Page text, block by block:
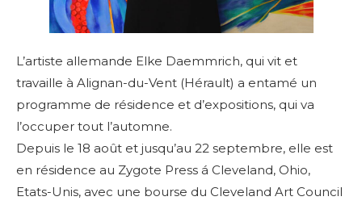
L’artiste allemande Elke Daemmrich, qui vit et
travaille à Alignan-du-Vent (Hérault) a entamé un
programme de résidence et d’expositions, qui va
l’occuper tout l’automne.
Depuis le 18 août et jusqu’au 22 septembre, elle est
en résidence au Zygote Press á Cleveland, Ohio,
Etats-Unis, avec une bourse du Cleveland Art Council